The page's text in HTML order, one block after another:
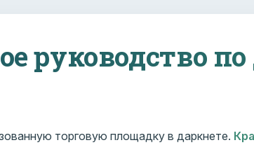
руководство
торговую площадку в даркнете.